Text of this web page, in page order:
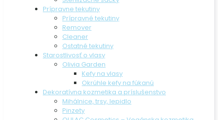
Prípravne tekutiny
Prípravné tekutiny
Remover
Cleaner
Ostatné tekutiny
Starostlivosť o vlasy
Olivia Garden
Kefy na vlasy
Okrúhle kefy na fúkanú
Dekoratívna kozmetika a príslušenstvo
Mihálnice, trsy, lepidlo
Pinzety